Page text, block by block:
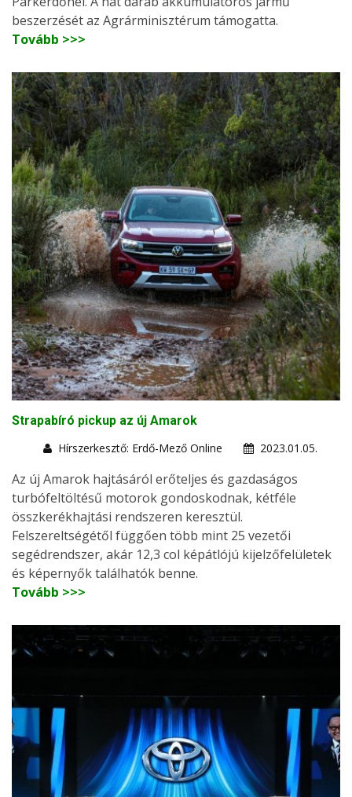
beszerzését az Agrárminisztérum támogatta.
Tovább >>>
Strapabíró pickup az új Amarok
Hírszerkesztő: Erdő-Mező Online
2023.01.05.
Az új Amarok hajtásáról erőteljes és gazdaságos
turbófeltöltésű motorok gondoskodnak, kétféle
összkerékhajtási rendszeren keresztül.
Felszereltségétől függően több mint 25 vezetői
segédrendszer, akár 12,3 col képátlójú kijelzőfelületek
és képernyők találhatók benne.
Tovább >>>